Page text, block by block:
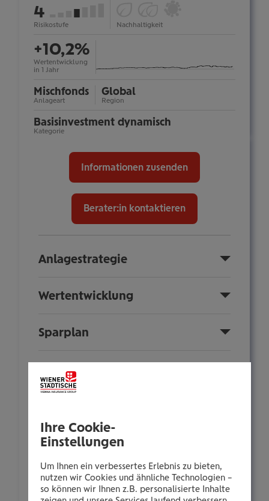
Risikostufe
4
von
7
Nachhaltigkeit
(Art.Investments
Wertentwicklung
in 1 Jahr
+10,2%
Anlageart
Mischfonds
Region
Global
Kategorie
Basis­investment dynamisch
Informationen zusenden
Berater:in kontaktieren
Anlagestrategie
Wertentwicklung
Sparplan
Fondsinformationen
Anlegerinformationen
Zusammensetzung
Ihre Cookie-
Einstellungen
Um Ihnen ein verbessertes Erlebnis zu bieten,
nutzen wir Cookies und ähnliche Technologien –
so können wir Ihnen z.B. personalisierte Inhalte